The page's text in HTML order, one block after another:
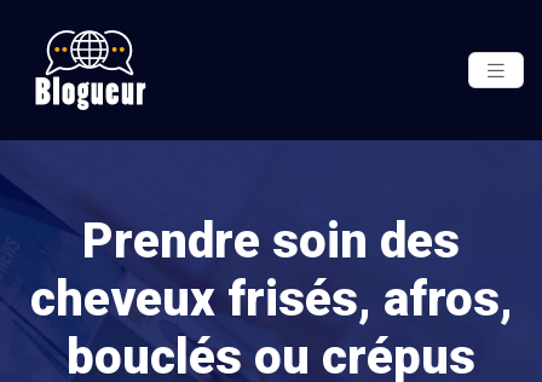
Prendre soin des
cheveux frisés, afros,
bouclés ou crépus